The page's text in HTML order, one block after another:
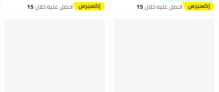
احصل عليه خلال15 احصل عليه خلال15